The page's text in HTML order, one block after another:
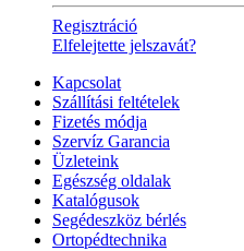
Regisztráció
Elfelejtette jelszavát?
Kapcsolat
Szállítási feltételek
Fizetés módja
Szervíz Garancia
Üzleteink
Egészség oldalak
Katalógusok
Segédeszköz bérlés
Ortopédtechnika